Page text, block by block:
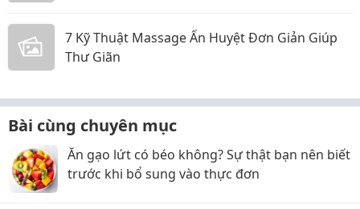
7 Kỹ Thuật Massage Ấn Huyệt Đơn Giản Giúp
Thư Giãn
Bài cùng chuyên mục
Ăn gạo lứt có béo không? Sự thật bạn nên biết
trước khi bổ sung vào thực đơn